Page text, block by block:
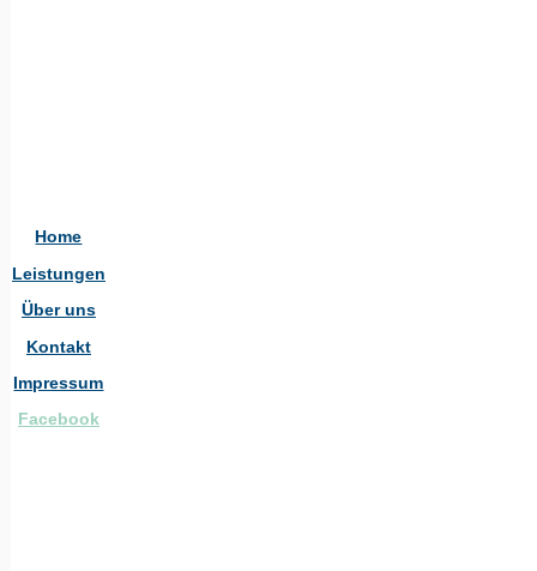
Home
Leistungen
Über uns
Kontakt
Impressum
Facebook